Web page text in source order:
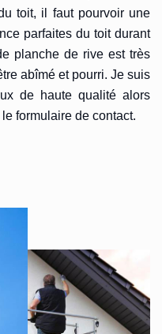
toit, il faut pourvoir une
parfaites du toit durant
planche de rive est très
abîmé et pourri. Je suis
de haute qualité alors
formulaire de contact.